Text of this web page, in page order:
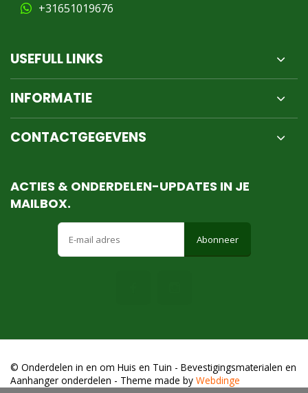
+31651019676
USEFULL LINKS
INFORMATIE
CONTACTGEGEVENS
ACTIES & ONDERDELEN-UPDATES IN JE
MAILBOX.
Abonneer
© Onderdelen in en om Huis en Tuin - Bevestigingsmaterialen en
Aanhanger onderdelen - Theme made by Webdinge